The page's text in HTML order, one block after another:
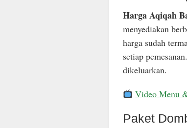
Harga Aqiqah
menyediakan
harga sudah
setiap
dikeluarkan.
Video Menu
Paket